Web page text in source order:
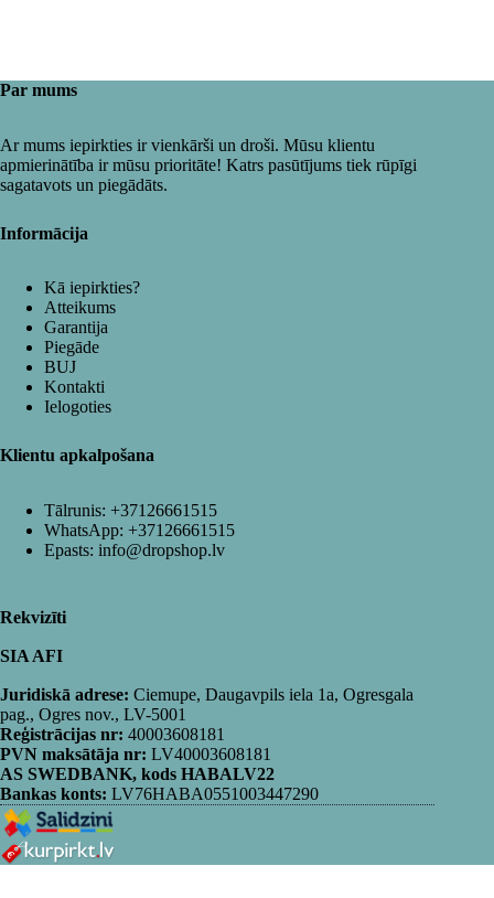
Par mums
Ar mums iepirkties ir vienkārši un droši. Mūsu klientu
apmierinātība ir mūsu prioritāte! Katrs pasūtījums tiek rūpīgi
sagatavots un piegādāts.
Informācija
Kā iepirkties?
Atteikums
Garantija
Piegāde
BUJ
Kontakti
Ielogoties
Klientu apkalpošana
Tālrunis: +37126661515
WhatsApp: +37126661515
Epasts: info@dropshop.lv
Rekvizīti
SIA AFI
Juridiskā adrese: Ciemupe, Daugavpils iela 1a, Ogresgala
pag., Ogres nov., LV-5001
Reģistrācijas nr: 40003608181
PVN maksātāja nr: LV40003608181
AS SWEDBANK, kods HABALV22
Bankas konts: LV76HABA0551003447290